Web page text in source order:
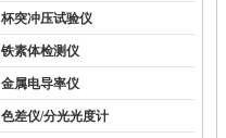
杯突冲压试验仪
铁素体检测仪
金属电导率仪
色差仪/分光光度计